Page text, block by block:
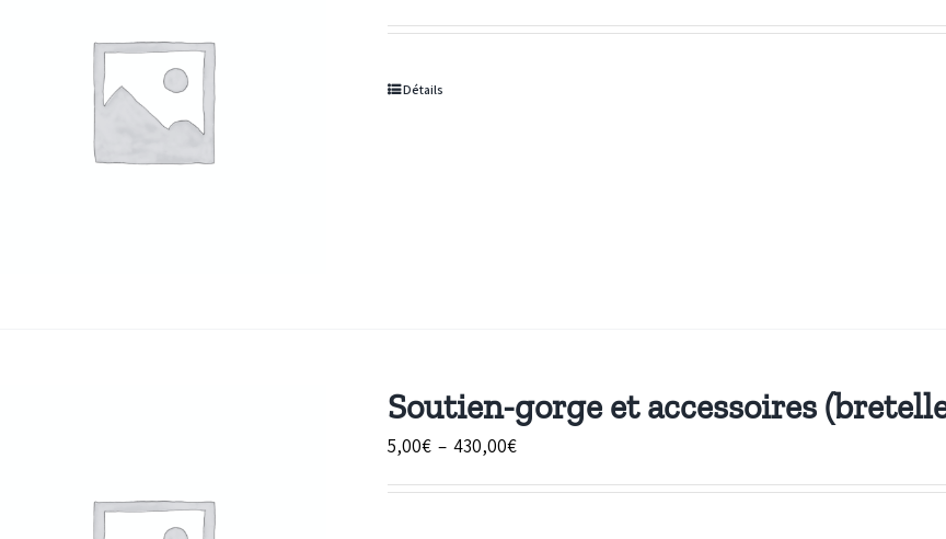
Détails
Soutien-gorge et accessoires
5,00€ – 430,00€Plage